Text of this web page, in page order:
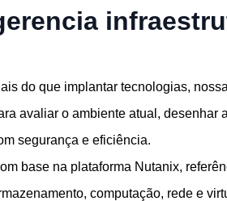
do que implantar tecnologias,
avaliar o ambiente atual, desenhar
segurança e eficiência.
base na plataforma Nutanix,
computação, rede e